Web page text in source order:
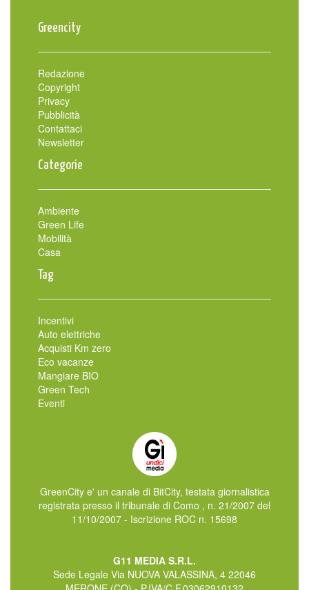
Greencity
Redazione
Copyright
Privacy
Pubblicità
Contattaci
Newsletter
Categorie
Ambiente
Green Life
Mobilità
Casa
Tag
Incentivi
Auto elettriche
Acquisti Km zero
Eco vacanze
Mangiare BIO
Green Tech
Eventi
GreenCity e' un canale di BitCity, testata giornalistica
registrata presso il tribunale di Como , n. 21/2007 del
11/10/2007 - Iscrizione ROC n. 15698
G11 MEDIA S.R.L.
Sede Legale Via NUOVA VALASSINA, 4 22046